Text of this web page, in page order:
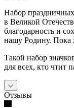
Набор
в Великой
благодарность и
нашу Родину. Пока
Такой набор
для всех, кто чтит
Отзывы